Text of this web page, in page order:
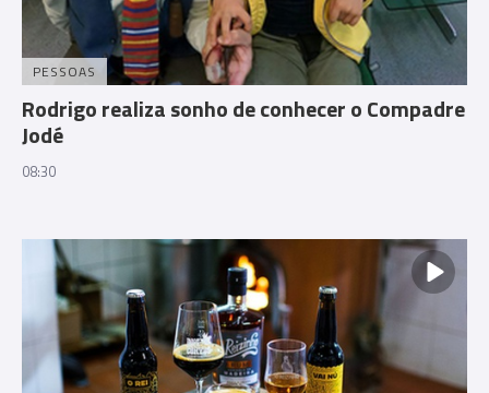
PESSOAS
Rodrigo realiza sonho de conhecer o Compadre
Jodé
08:30